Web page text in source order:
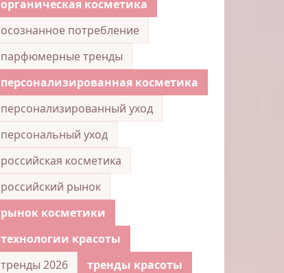
органическая косметика
осознанное потребление
парфюмерные тренды
персонализированная косметика
персонализированный уход
персональный уход
российская косметика
российский рынок
рынок косметики
технологии красоты
тренды 2026
тренды красоты